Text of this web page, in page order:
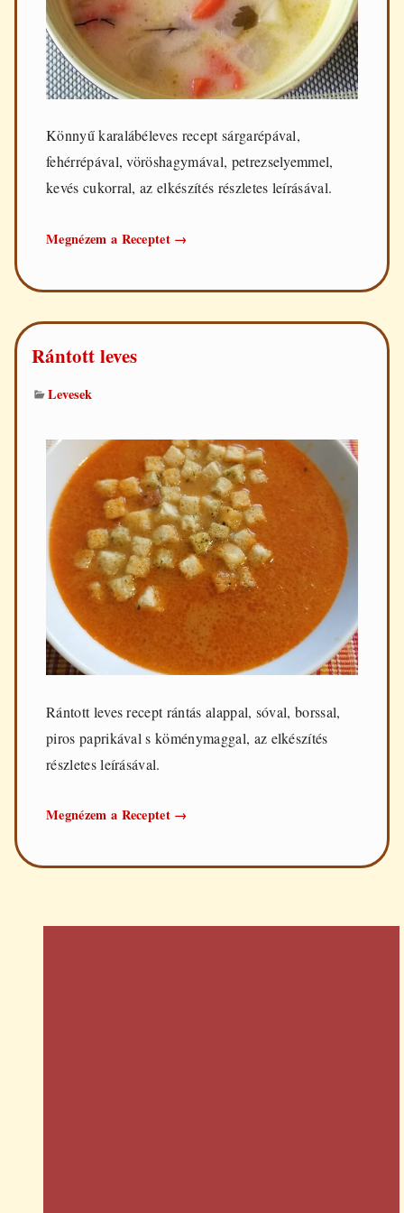
Könnyű karalábéleves recept sárgarépával,
fehérrépával, vöröshagymával, petrezselyemmel,
kevés cukorral, az elkészítés részletes leírásával.
Megnézem a Receptet Könnyű
→
Rántott leves
Levesek
Rántott leves recept rántás alappal, sóval, borssal,
piros paprikával s köménymaggal, az elkészítés
részletes leírásával.
Megnézem a Receptet Rántott
→